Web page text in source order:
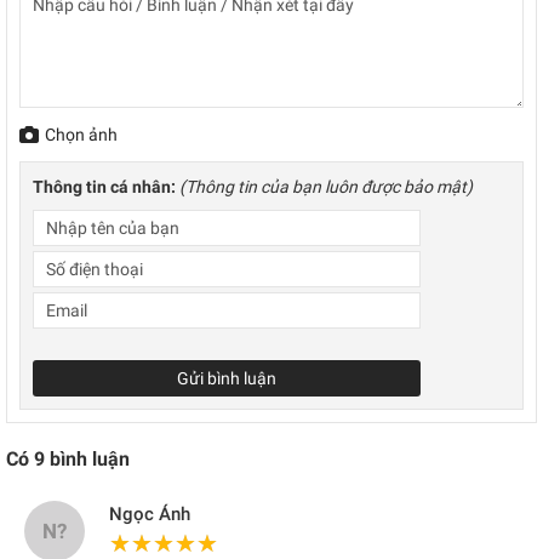
Chọn ảnh
Thông tin cá nhân: (Thông tin của bạn luôn được bảo mật)
Gửi bình luận
Có 9 bình luận
N?
Ngọc Ánh
★★★★★
★★★★★